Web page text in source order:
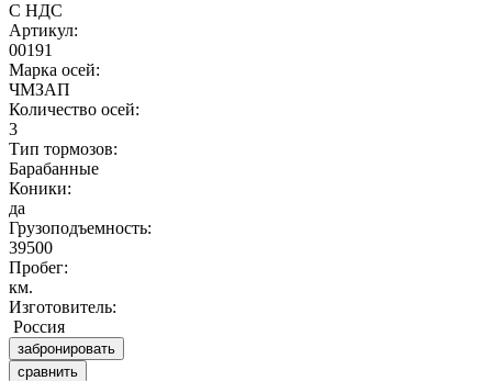
С НДС
Артикул:
00191
Марка осей:
ЧМЗАП
Количество осей:
3
Тип тормозов:
Барабанные
Коники:
да
Грузоподъемность:
39500
Пробег:
км.
Изготовитель:
Россия
забронировать
сравнить